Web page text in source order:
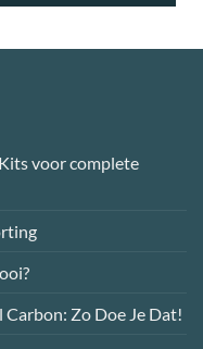
voor complete
Carbon: Zo Doe Je Dat!